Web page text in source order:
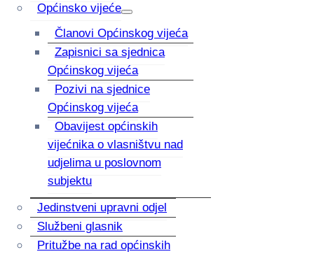
Općinsko vijeće
Članovi Općinskog vijeća
Zapisnici sa sjednica
Općinskog vijeća
Pozivi na sjednice
Općinskog vijeća
Obavijest općinskih
vijećnika o vlasništvu nad
udjelima u poslovnom
subjektu
Jedinstveni upravni odjel
Službeni glasnik
Pritužbe na rad općinskih